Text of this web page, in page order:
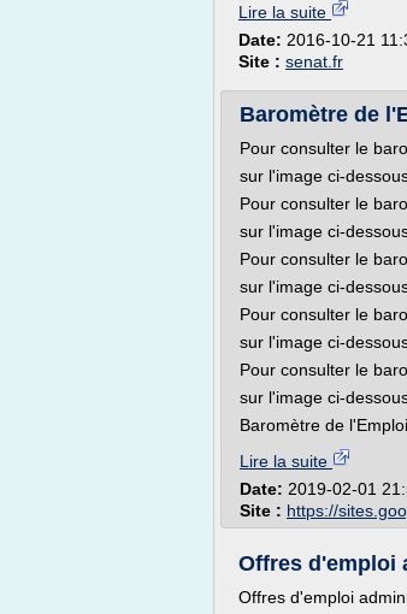
Lire la suite
Date: 2016-10-21
Site : senat.fr
Baromètre de
Pour consulter le
sur l'image ci-
Pour consulter le
sur l'image ci-
Pour consulter le
sur l'image ci-
Pour consulter le
sur l'image ci-
Pour consulter le
sur l'image ci-
Baromètre de
Lire la suite
Date: 2019-02-01
Site : https://
Offres d'emploi
Offres d'emploi